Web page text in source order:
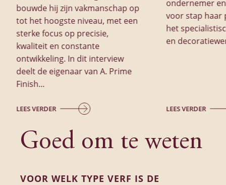
bouwde hij zijn vakmanschap op
tot het hoogste niveau, met een
sterke focus op precisie,
kwaliteit en constante
ontwikkeling. In dit interview
deelt de eigenaar van A. Prime
Finish...
LEES VERDER
ondernemer
voor stap haar
het
en
LEES VERDER
Goed om te weten
VOOR WELK TYPE VERF IS DE